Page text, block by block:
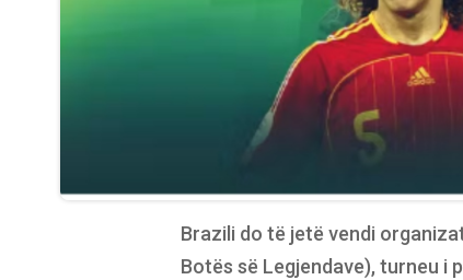
Brazili do të jetë vendi
Botës së Legjendave), turneu i